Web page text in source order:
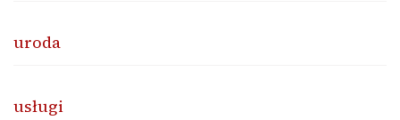
uroda
usługi